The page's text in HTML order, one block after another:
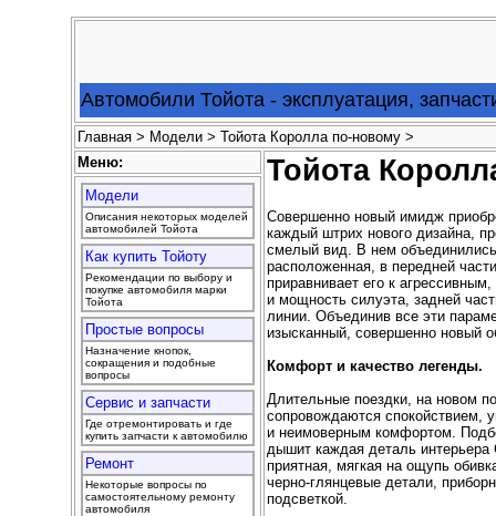
Автомобили Тойота - эксплуатация,
Главная > Модели > Тойота Королла по-новому >
Меню:
Тойота
Совершенно новый имидж
каждый штрих нового дизайна,
смелый вид. В нем объединились
расположенная, в передней
приравнивает его к
и мощность силуэта, задней
линии. Объединив все эти
изысканный, совершенно новый
Комфорт и качество легенды.
Длительные поездки, на новом
сопровождаются спокойствием,
и неимоверным комфортом.
дышит каждая деталь
приятная, мягкая на ощупь
черно-глянцевые детали,
подсветкой.
Модели
Описания некоторых моделей
автомобилей Тойота
Как купить Тойоту
Рекомендации по выбору и
покупке автомобиля марки
Тойота
Простые вопросы
Назначение кнопок,
сокращения и подобные
вопросы
Сервис и запчасти
Где отремонтировать и где
купить запчасти к автомобилю
Ремонт
Некоторые вопросы по
самостоятельному ремонту
автомобиля